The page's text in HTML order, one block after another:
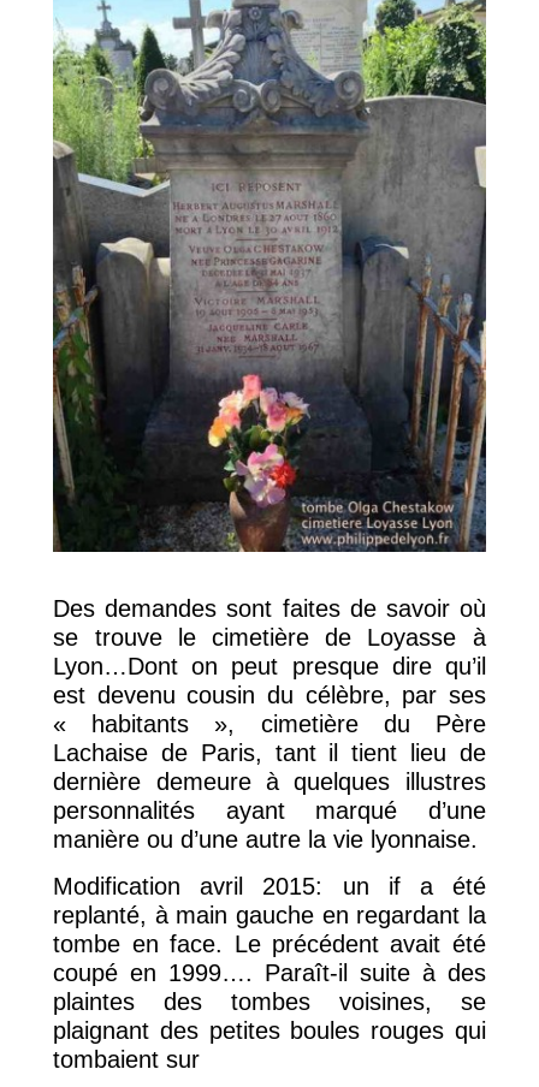
Des demandes sont faites de savoir où
se trouve le cimetière de Loyasse à
Lyon…Dont on peut presque dire qu’il
est devenu cousin du célèbre, par ses
« habitants », cimetière du Père
Lachaise de Paris, tant il tient lieu de
dernière demeure à quelques illustres
personnalités ayant marqué d’une
manière ou d’une autre la vie lyonnaise.
Modification avril 2015: un if a été
replanté, à main gauche en regardant la
tombe en face. Le précédent avait été
coupé en 1999…. Paraît-il suite à des
plaintes des tombes voisines, se
plaignant des petites boules rouges qui
tombaient sur